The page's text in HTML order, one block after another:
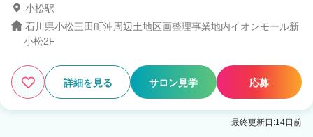
小松駅
石川県小松三田町沖周辺土地区画整理事業地内イオンモール新
小松2F
詳細を見る サロン見学 応募
最終更新日:14日前